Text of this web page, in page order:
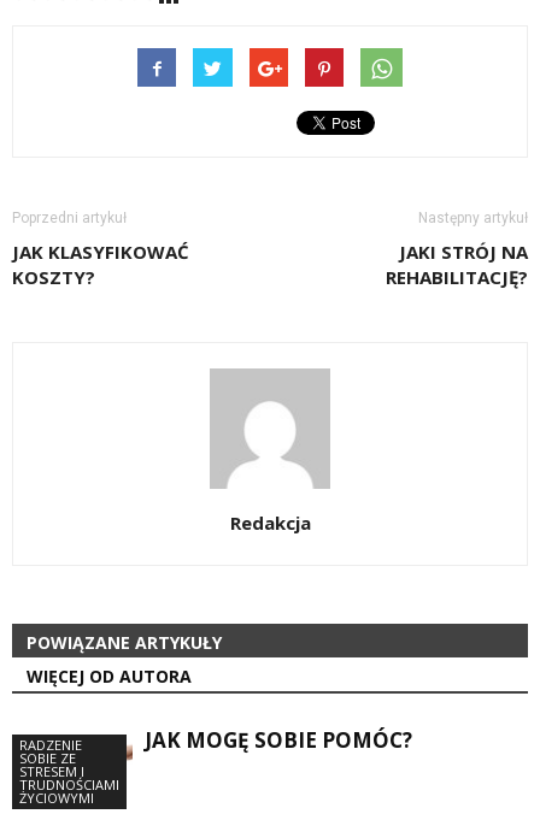
Poprzedni artykuł
JAK KLASYFIKOWAĆ
KOSZTY?
Następny artykuł
JAKI STRÓJ NA
REHABILITACJĘ?
Redakcja
POWIĄZANE ARTYKUŁY
WIĘCEJ OD AUTORA
RADZENIE
SOBIE ZE
STRESEM I
TRUDNOŚCIAMI
ŻYCIOWYMI
JAK MOGĘ SOBIE POMÓC?